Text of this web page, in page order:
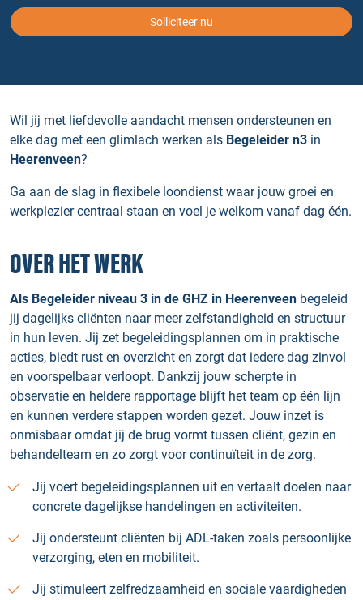
Solliciteer nu
Wil jij met liefdevolle aandacht mensen ondersteunen en
elke dag met een glimlach werken als Begeleider n3 in
Heerenveen?
Ga aan de slag in flexibele loondienst waar jouw groei en
werkplezier centraal staan en voel je welkom vanaf dag één.
OVER HET WERK
Als Begeleider niveau 3 in de GHZ in Heerenveen begeleid
jij dagelijks cliënten naar meer zelfstandigheid en structuur
in hun leven. Jij zet begeleidingsplannen om in praktische
acties, biedt rust en overzicht en zorgt dat iedere dag zinvol
en voorspelbaar verloopt. Dankzij jouw scherpte in
observatie en heldere rapportage blijft het team op één lijn
en kunnen verdere stappen worden gezet. Jouw inzet is
onmisbaar omdat jij de brug vormt tussen cliënt, gezin en
behandelteam en zo zorgt voor continuïteit in de zorg.
Jij voert begeleidingsplannen uit en vertaalt doelen naar
concrete dagelijkse handelingen en activiteiten.
Jij ondersteunt cliënten bij ADL-taken zoals persoonlijke
verzorging, eten en mobiliteit.
Jij stimuleert zelfredzaamheid en sociale vaardigheden